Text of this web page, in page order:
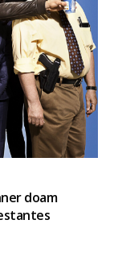
doam